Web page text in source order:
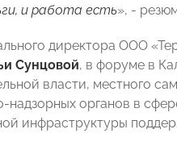
и работа есть», -
директора ООО
Сунцовой, в форуме в
власти, местного
надзорных органов в
инфраструктуры